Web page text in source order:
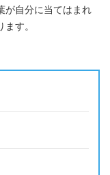
が自分に当てはまれ
す。